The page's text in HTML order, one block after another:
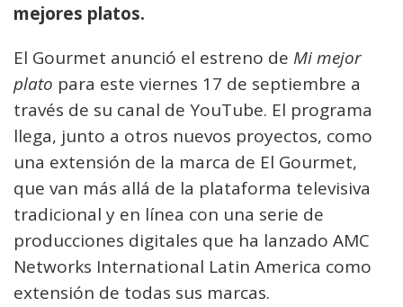
mejores platos.
El Gourmet anunció el estreno de Mi mejor
plato para este viernes 17 de septiembre a
través de su canal de YouTube. El programa
llega, junto a otros nuevos proyectos, como
una extensión de la marca de El Gourmet,
que van más allá de la plataforma televisiva
tradicional y en línea con una serie de
producciones digitales que ha lanzado AMC
Networks International Latin America como
extensión de todas sus marcas.